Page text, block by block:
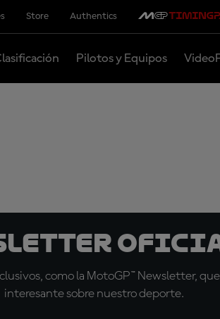
Store Authentics
Pilotos y Equipos
oficial
como la MotoGP™ Newsletter,
interesante sobre nuestro deporte.